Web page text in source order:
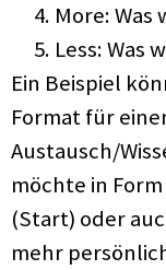
More:
Less: Was
Ein Beispiel
Format für
Austausch/
möchte in
(Start) oder
mehr